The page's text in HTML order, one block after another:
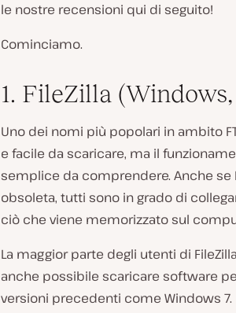
le nostre recensioni qui di seguito!
Cominciamo.
1. FileZilla
Uno dei nomi più popolari in ambito
e facile da scaricare, ma il
semplice da comprendere. Anche se
obsoleta, tutti sono in grado di
ciò che viene memorizzato sul
La maggior parte degli utenti di
anche possibile scaricare software
versioni precedenti come Windows 7.